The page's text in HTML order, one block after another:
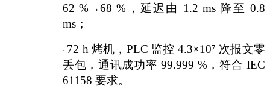
62 %→68 %，延迟由 1.2 ms 降至 0.8
ms；
· 72 h 烤机，PLC 监控 4.3×10⁷ 次报文零
丢包，通讯成功率 99.999 %，符合 IEC
61158 要求。